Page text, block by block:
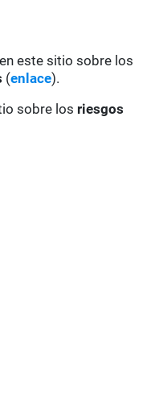
este sitio sobre los
(enlace).
sobre los riesgos